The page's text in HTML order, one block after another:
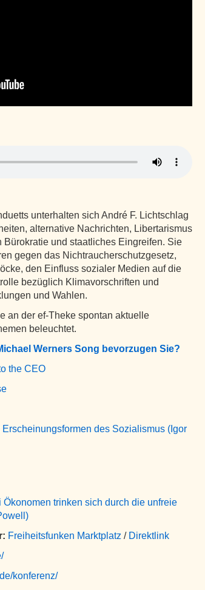
unterhalten sich André F. Lichtschlag
alternative Nachrichten, Libertarismus
und staatliches Eingreifen. Sie
gegen das Nichtraucherschutzgesetz,
den Einfluss sozialer Medien auf die
bezüglich Klimavorschriften und
und Wahlen.
an der ef-Theke spontan aktuelle
beleuchtet.
Werners Song bevorzugen Sie?
the CEO
des Sozialismus (Igor
trinken sich durch die unfreie
Freiheitsfunken Marktplatz / Direktlink
konferenz/